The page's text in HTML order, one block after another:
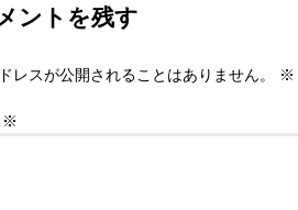
ントを残す
レスが公開されることはありません。 ※
※